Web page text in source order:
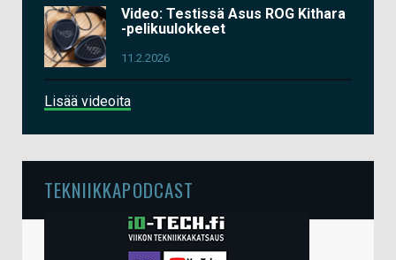
Video: Testissä Asus ROG Kithara
-pelikuulokkeet
11.2.2026
Lisää videoita
TEKNIIKKAPODCAST